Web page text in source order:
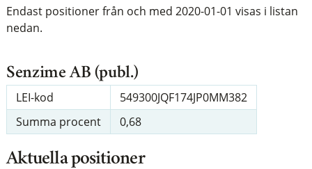
Endast positioner från och med 2020-01-01 visas i listan
nedan.
Senzime AB (publ.)
LEI-kod
549300JQF174JP0MM382
Summa procent
0,68
Aktuella positioner